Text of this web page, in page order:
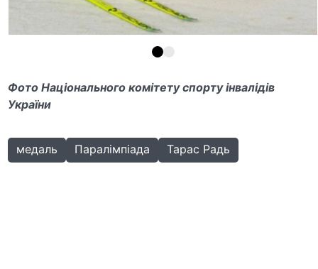
Фото Національного комітету спорту інвалідів
України
медаль Паралімпіада Тарас Радь